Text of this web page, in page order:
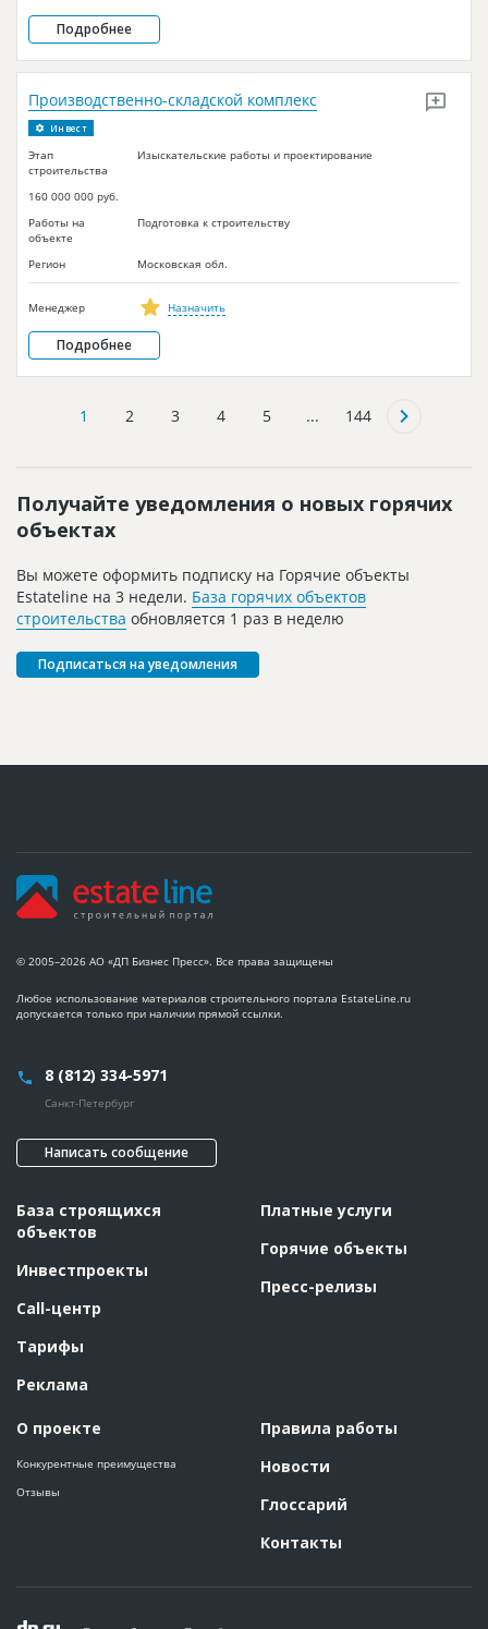
Подробнее
Инвест
Производственно-складской комплекс
Этап
строительства
Изыскательские работы и проектирование
160 000 000 руб.
Работы на
объекте
Подготовка к строительству
Регион Московская обл.
Менеджер Назначить
Подробнее
1 2 3 4 5 ... 144
Получайте уведомления о новых горячих
объектах
Вы можете оформить подписку на Горячие объекты
Estateline на 3 недели. База горячих объектов
строительства обновляется 1 раз в неделю
Подписаться на уведомления
© 2005–2026 АО «ДП Бизнес Пресс». Все права защищены
Любое использование материалов строительного портала EstateLine.ru
допускается только при наличии прямой ссылки.
8 (812) 334-5971
Санкт-Петербург
Написать сообщение
База строящихся
объектов
Инвестпроекты
Call-центр
Тарифы
Реклама
О проекте
Конкурентные преимущества
Отзывы
Платные услуги
Горячие объекты
Пресс-релизы
Правила работы
Новости
Глоссарий
Контакты